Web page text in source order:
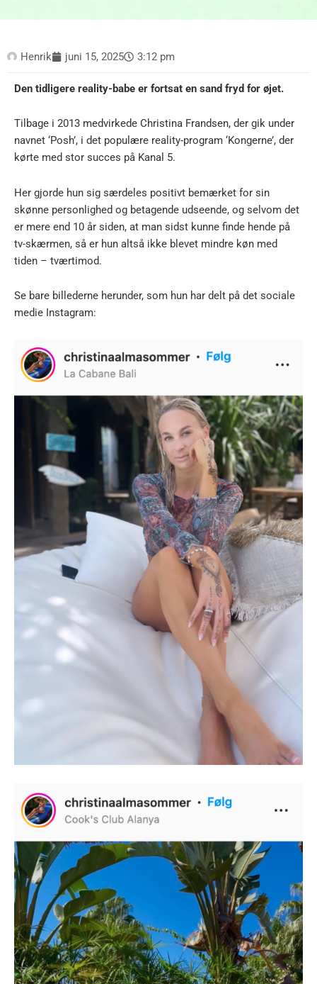
Henrik juni 15, 2025 3:12 pm
Den tidligere reality-babe er fortsat en sand fryd for øjet.
Tilbage i 2013 medvirkede Christina Frandsen, der gik under
navnet ‘Posh’, i det populære reality-program ‘Kongerne’, der
kørte med stor succes på Kanal 5.
Her gjorde hun sig særdeles positivt bemærket for sin
skønne personlighed og betagende udseende, og selvom det
er mere end 10 år siden, at man sidst kunne finde hende på
tv-skærmen, så er hun altså ikke blevet mindre køn med
tiden – tværtimod.
Se bare billederne herunder, som hun har delt på det sociale
medie Instagram: